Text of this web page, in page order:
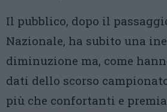
Il pubblico, dopo il
Nazionale, ha subito una
diminuzione ma, come
dati dello scorso
più che confortanti e